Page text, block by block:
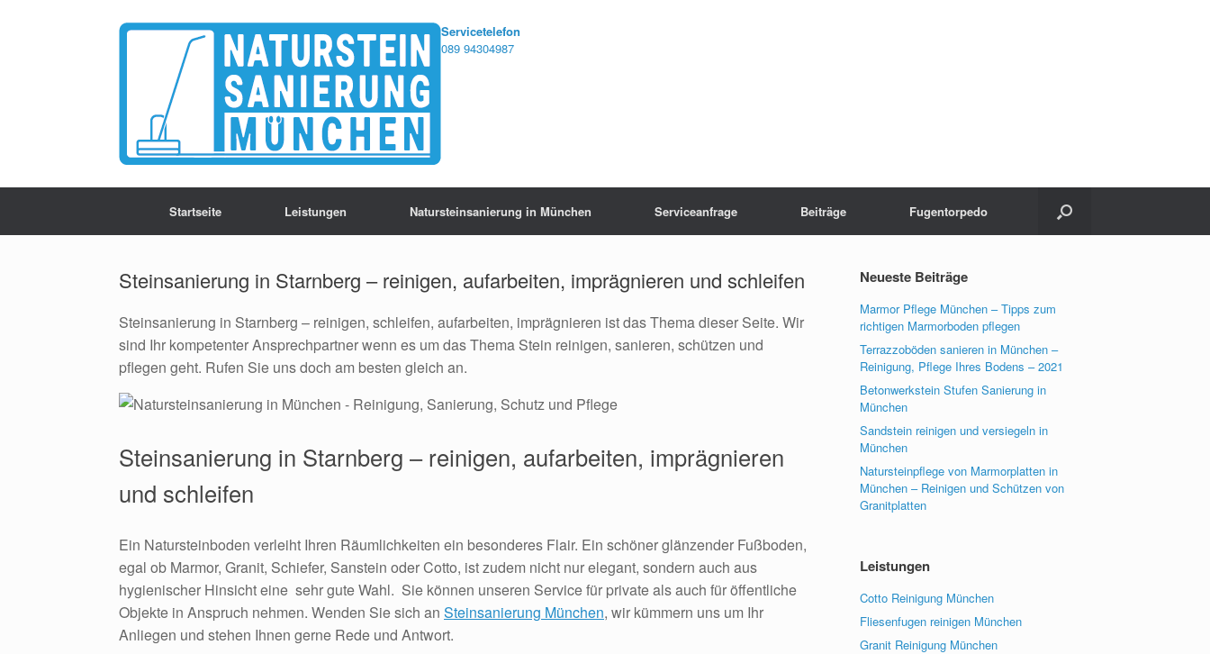
Servicetelefon
089 94304987
Startseite Leistungen Natursteinsanierung in München Serviceanfrage Beiträge Fugentorpedo
Steinsanierung in Starnberg – reinigen, aufarbeiten, imprägnieren und schleifen
Steinsanierung in Starnberg – reinigen, schleifen, aufarbeiten, imprägnieren ist das Thema dieser Seite. Wir
sind Ihr kompetenter Ansprechpartner wenn es um das Thema Stein reinigen, sanieren, schützen und
pflegen geht. Rufen Sie uns doch am besten gleich an.
Steinsanierung in Starnberg – reinigen, aufarbeiten, imprägnieren
und schleifen
Ein Natursteinboden verleiht Ihren Räumlichkeiten ein besonderes Flair. Ein schöner glänzender Fußboden,
egal ob Marmor, Granit, Schiefer, Sanstein oder Cotto, ist zudem nicht nur elegant, sondern auch aus
hygienischer Hinsicht eine sehr gute Wahl. Sie können unseren Service für private als auch für öffentliche
Objekte in Anspruch nehmen. Wenden Sie sich an Steinsanierung München, wir kümmern uns um Ihr
Anliegen und stehen Ihnen gerne Rede und Antwort.
Neueste Beiträge
Marmor Pflege München – Tipps zum
richtigen Marmorboden pflegen
Terrazzoböden sanieren in München –
Reinigung, Pflege Ihres Bodens – 2021
Betonwerkstein Stufen Sanierung in
München
Sandstein reinigen und versiegeln in
München
Natursteinpflege von Marmorplatten in
München – Reinigen und Schützen von
Granitplatten
Leistungen
Cotto Reinigung München
Fliesenfugen reinigen München
Granit Reinigung München